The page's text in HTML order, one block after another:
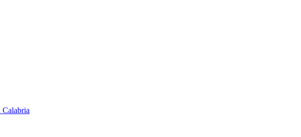
Calabria